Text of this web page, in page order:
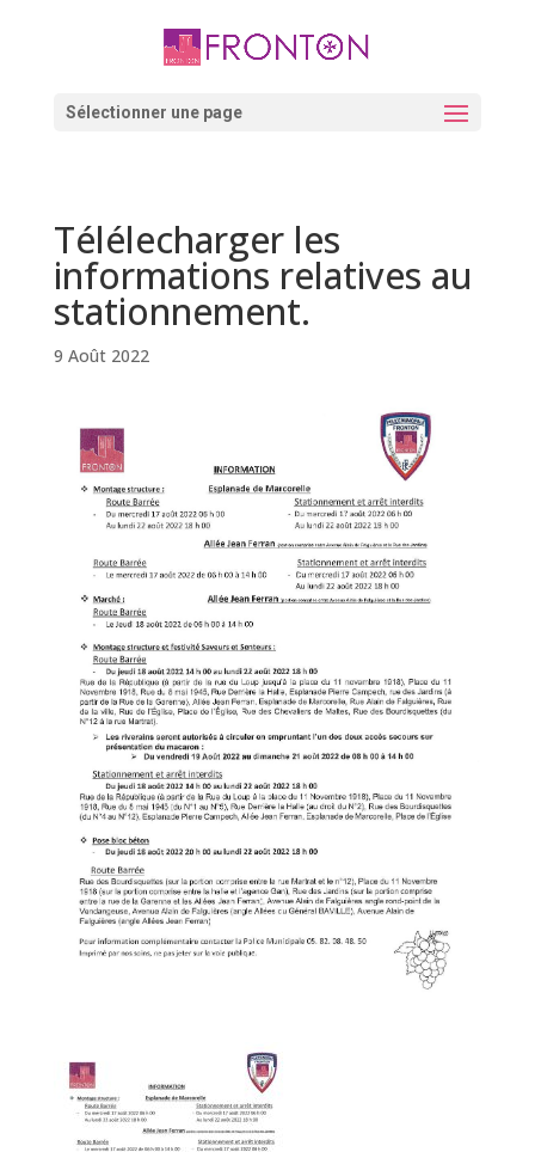
Sélectionner une page
Télélecharger les
informations relatives au
stationnement.
9 Août 2022